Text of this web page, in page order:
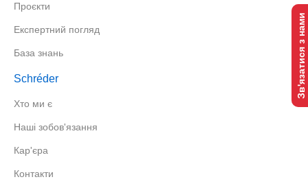
Зв'язатися з нами
Проєкти
Експертний погляд
База знань
Schréder
Хто ми є
Наші зобов'язання
Кар'єра
Контакти